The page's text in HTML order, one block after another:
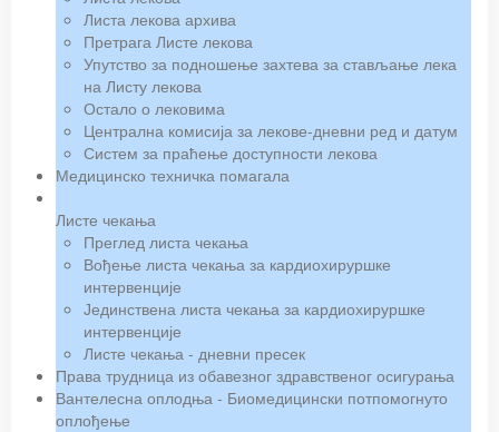
Листа лекова архива
Претрага Листе лекова
Упутство за подношење захтева за стављање лека
на Листу лекова
Остало о лековима
Централна комисија за лекове-дневни ред и датум
Систем за праћење доступности лекова
Медицинско техничка помагала
Листе чекања
Преглед листа чекања
Вођење листа чекања за кардиохируршке
интервенције
Јединствена листа чекања за кардиохируршке
интервенције
Листе чекања - дневни пресек
Права трудница из обавезног здравственог осигурања
Вантелесна оплодња - Биомедицински потпомогнуто
оплођење